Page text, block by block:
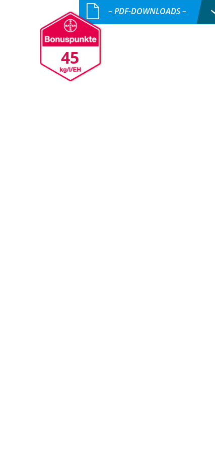
45
– PDF-DOWNLOADS –